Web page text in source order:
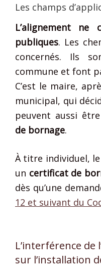
Les champs
L’alignement ne
publiques. Les
concernés. Ils
commune et font
C’est le maire,
municipal, qui
peuvent aussi
de bornage.
À titre individuel,
un certificat de
dès qu’une
12 et suivant du
L’interférence de
sur l’installation